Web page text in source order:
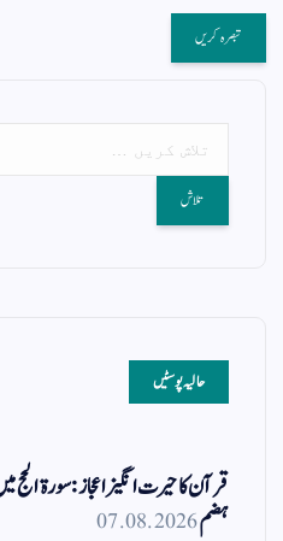
حالیہ پوسٹیں
قرآن کا حیرت انگیز اعجاز: سورۃ الحج
ہضم07.08.2026